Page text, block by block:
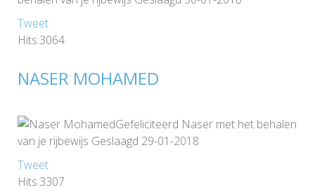
Tweet
Hits:3064
NASER MOHAMED
Gefeliciteerd Naser met het behalen
van je rijbewijs Geslaagd 29-01-2018
Tweet
Hits:3307